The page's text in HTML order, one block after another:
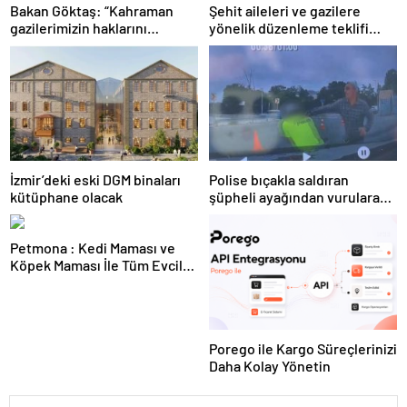
Bakan Göktaş: “Kahraman
gazilerimizin haklarını
güçlendiren yeni bir dönemin
kapılarını aralıyoruz”
Şehit aileleri ve gazilere
yönelik düzenleme teklifi
Meclis’te kabul edildi
İzmir’deki eski DGM binaları
kütüphane olacak
Polise bıçakla saldıran
şüpheli ayağından vurularak
Petmona : Kedi Maması ve
Köpek Maması İle Tüm Evcil
Porego ile Kargo Süreçlerinizi
Daha Kolay Yönetin